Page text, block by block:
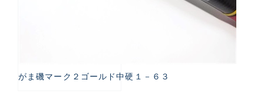
がま磯マーク２ゴールド中硬１－６３